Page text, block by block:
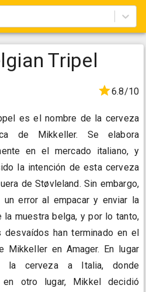
Tripel
6.8/10
es el nombre de la cerveza
de Mikkeller. Se elabora
en el mercado italiano, y
la intención de esta cerveza
de Støvleland. Sin embargo,
un error al empacar y enviar la
la muestra belga, y por lo tanto,
han terminado en el
Mikkeller en Amager. En lugar
la cerveza a Italia, donde
en otro lugar, Mikkel decidió